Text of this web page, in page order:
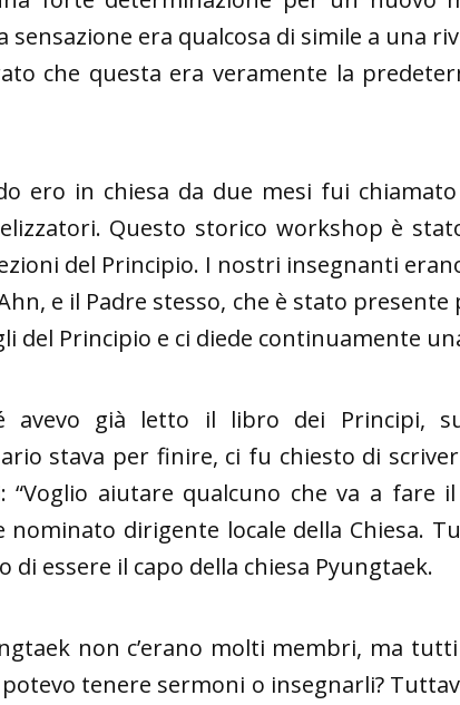
sensazione era qualcosa di simile a una
che questa era veramente la
ero in chiesa da due mesi fui
Questo storico workshop è
del Principio. I nostri insegnanti
e il Padre stesso, che è stato
del Principio e ci diede continuamente
avevo già letto il libro dei Principi,
stava per finire, ci fu chiesto di
“Voglio aiutare qualcuno che va a fare
nominato dirigente locale della Chiesa.
di essere il capo della chiesa Pyungtaek.
non c’erano molti membri, ma
potevo tenere sermoni o insegnarli?